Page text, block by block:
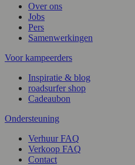
Over ons
Jobs
Pers
Samenwerkingen
Voor kampeerders
Inspiratie & blog
roadsurfer shop
Cadeaubon
Ondersteuning
Verhuur FAQ
Verkoop FAQ
Contact